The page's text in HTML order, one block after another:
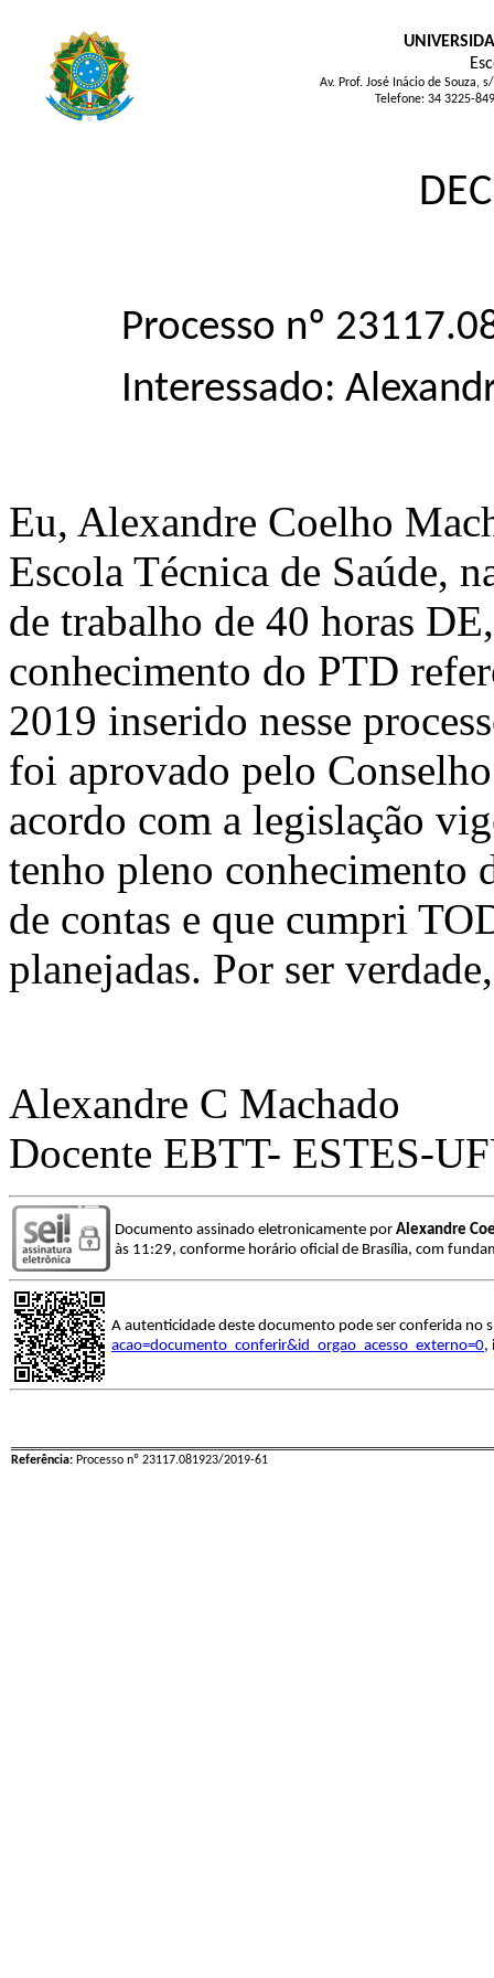
Av. Prof. José Inácio de Souza,
Telefone: 34 3225-
Processo nº
Interessado:
Eu, Alexandre Coelho
Escola Técnica de Saúde,
de trabalho de 40 horas
conhecimento do PTD
2019 inserido nesse
foi aprovado pelo
acordo com a legislação
tenho pleno conhecimento
de contas e que cumpri
planejadas. Por ser
Alexandre C Machado
Docente EBTT- ESTES-
Documento assinado eletronicamente por Alexandre
às 11:29, conforme horário oficial de Brasília, com
A autenticidade deste documento pode ser conferida no
acao=documento_conferir&id_orgao_acesso_externo=0,
Referência: Processo nº 23117.081923/2019-61